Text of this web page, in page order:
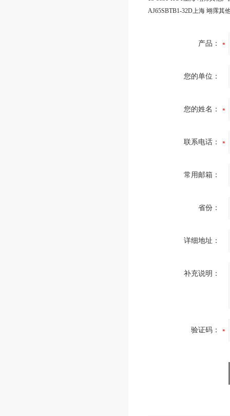
产品：
您的单位：
您的姓名：
联系电话：
常用邮箱：
省份：
详细地址：
补充说明：
验证码：